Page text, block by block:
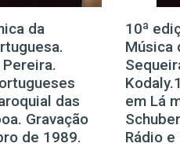
da
das
Gravação
de 1989.
10ª
Música
em Lá
Rádio